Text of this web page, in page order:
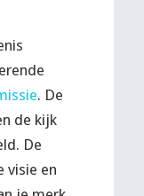
. De
de kijk
De
visie en